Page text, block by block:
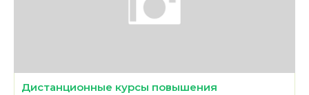
Дистанционные курсы повышения